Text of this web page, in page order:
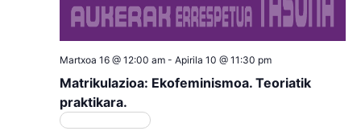
Matrikulazioa: Ekofeminismoa. Teoriatik
praktikara.
Martxoa 16 @ 12:00 am- Apirila 10 @ 11:30 pm